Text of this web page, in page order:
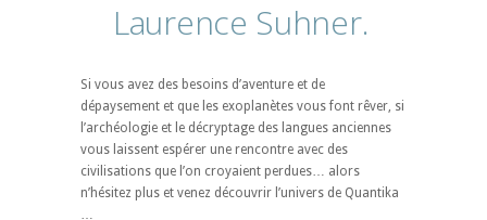
Laurence Suhner.
Si vous avez des besoins d’aventure et de
dépaysement et que les exoplanètes vous font rêver, si
l’archéologie et le décryptage des langues anciennes
vous laissent espérer une rencontre avec des
civilisations que l’on croyaient perdues… alors
n’hésitez plus et venez découvrir l’univers de Quantika
…